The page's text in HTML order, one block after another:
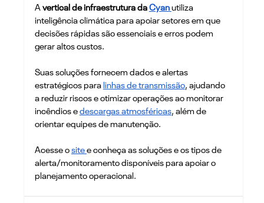
A vertical de infraestrutura da Cyan utiliza
inteligência climática para apoiar setores em que
decisões rápidas são essenciais e erros podem
gerar altos custos.
Suas soluções fornecem dados e alertas
estratégicos para linhas de transmissão, ajudando
a reduzir riscos e otimizar operações ao monitorar
incêndios e descargas atmosféricas, além de
orientar equipes de manutenção.
Acesse o site e conheça as soluções e os tipos de
alerta/monitoramento disponíveis para apoiar o
planejamento operacional.